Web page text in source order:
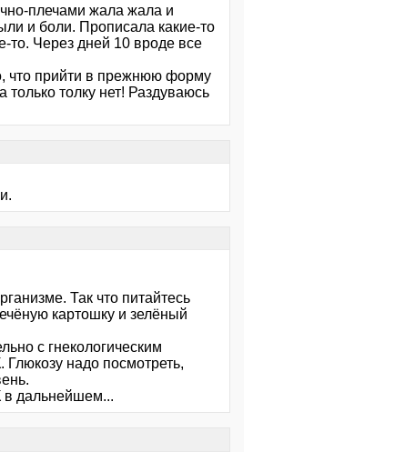
плечами жала жала и
и боли. Прописала какие-то
то. Через дней 10 вроде все
что прийти в прежнюю форму
толку нет! Раздуваюсь
Так что питайтесь
картошку и зелёный
с гнекологическим
надо посмотреть,
в дальнейшем...